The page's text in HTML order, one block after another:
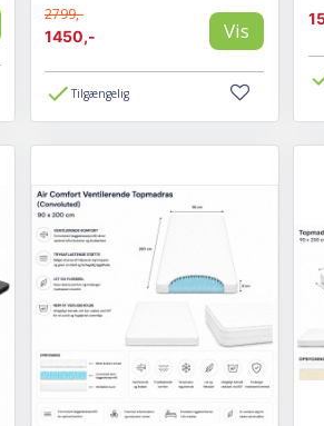
2799,-
1450,-
Vis
Tilgængelig